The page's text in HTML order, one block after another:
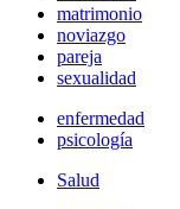
matrimonio
noviazgo
pareja
sexualidad
enfermedad
psicología
Salud